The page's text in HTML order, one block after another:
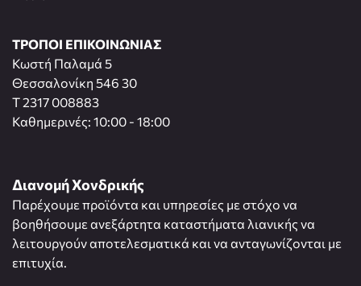
ΤΡΟΠΟΙ ΕΠΙΚΟΙΝΩΝΙΑΣ
Κωστή Παλαμά 5
Θεσσαλονίκη 546 30
T 2317 008883
Καθημερινές: 10:00 - 18:00
Διανομή Χονδρικής
Παρέχουμε προϊόντα και υπηρεσίες με στόχο να
βοηθήσουμε ανεξάρτητα καταστήματα λιανικής να
λειτουργούν αποτελεσματικά και να ανταγωνίζονται με
επιτυχία.